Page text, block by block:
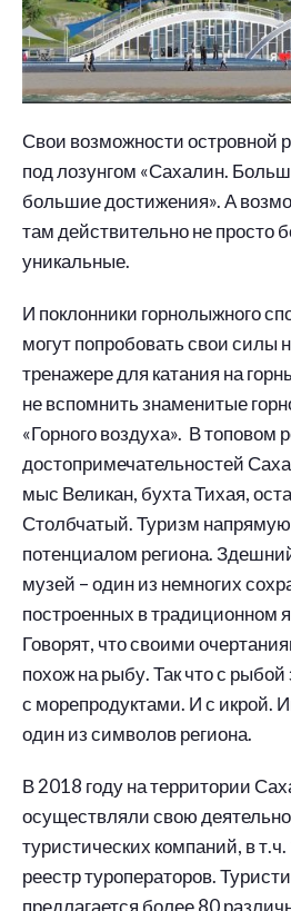
Свои возможности островной
под лозунгом «Сахалин.
большие достижения». А
там действительно не просто
уникальные.
И поклонники горнолыжного
могут попробовать свои силы
тренажере для катания на
не вспомнить знаменитые
«Горного воздуха». В топовом
достопримечательностей
мыс Великан, бухта Тихая,
Столбчатый. Туризм
потенциалом региона.
музей – один из немногих
построенных в традиционном
Говорят, что своими
похож на рыбу. Так что с
с морепродуктами. И с икрой.
один из символов региона.
В 2018 году на территории
осуществляли свою
туристических компаний, в
реестр туроператоров.
предлагается более 80